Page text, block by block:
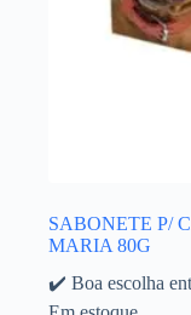
SABONETE P/
MARIA 80G
✔️ Boa escolha